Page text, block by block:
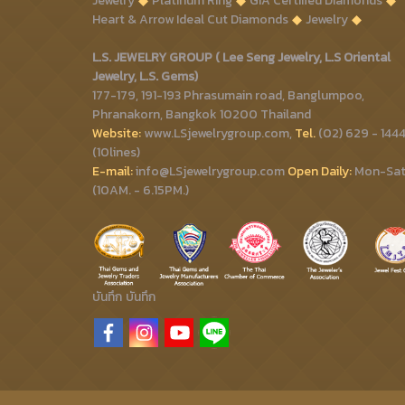
Heart & Arrow Ideal Cut Diamonds
Jewelry
L.S. JEWELRY GROUP ( Lee Seng Jewelry, L.S Oriental
Jewelry, L.S. Gems)
177-179, 191-193 Phrasumain road, Banglumpoo,
Phranakorn, Bangkok 10200 Thailand
Website:www.LSjewelrygroup.com, Tel.(02) 629 - 1444
(10lines)
E-mail:info@LSjewelrygroup.comOpen Daily:Mon-Sat
(10AM. - 6.15PM.)
บันทึก บันทึก